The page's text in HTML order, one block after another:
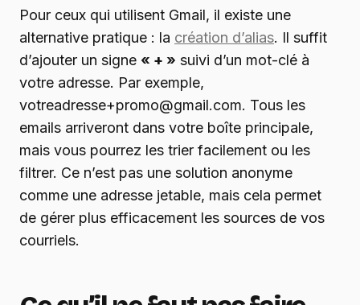
Pour ceux qui utilisent Gmail, il existe une
alternative pratique : la création d’alias. Il suffit
d’ajouter un signe « + » suivi d’un mot-clé à
votre adresse. Par exemple,
votreadresse+promo@gmail.com. Tous les
emails arriveront dans votre boîte principale,
mais vous pourrez les trier facilement ou les
filtrer. Ce n’est pas une solution anonyme
comme une adresse jetable, mais cela permet
de gérer plus efficacement les sources de vos
courriels.